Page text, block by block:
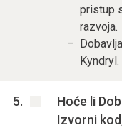
pristup
razvoja.
Kyndryl.
Hoće li
Izvorni